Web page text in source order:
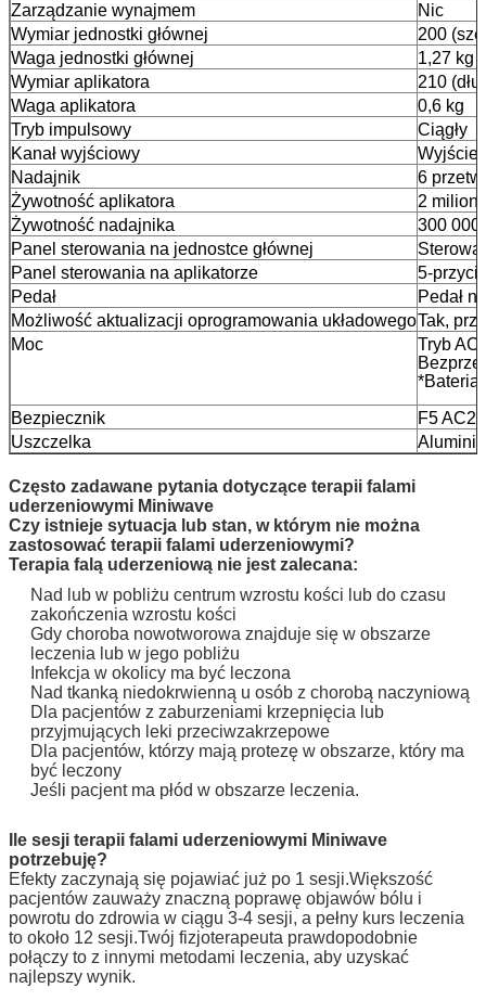
Zarządzanie wynajmem
Nic
Wymiar jednostki głównej
200
Waga jednostki głównej
1,27 kg
Wymiar aplikatora
210
Waga aplikatora
0,6 kg
Tryb impulsowy
Ciągły
Kanał wyjściowy
Wyjście
Nadajnik
6
Żywotność aplikatora
2
Żywotność nadajnika
300 000
Panel sterowania na jednostce głównej
Panel sterowania na aplikatorze
5-
Pedał
Pedał
Możliwość aktualizacji oprogramowania układowegoTak,
Moc
Tryb
*Bateria
Bezpiecznik
F5
Uszczelka
Często zadawane pytania dotyczące terapii falami
uderzeniowymi Miniwave
Czy istnieje sytuacja lub stan, w którym nie można
zastosować terapii falami uderzeniowymi?
Terapia falą uderzeniową nie jest zalecana:
Nad lub w pobliżu centrum wzrostu kości lub do czasu
zakończenia wzrostu kości
Gdy choroba nowotworowa znajduje się w obszarze
leczenia lub w jego pobliżu
Infekcja w okolicy ma być leczona
Nad tkanką niedokrwienną u osób z chorobą naczyniową
Dla pacjentów z zaburzeniami krzepnięcia lub
przyjmujących leki przeciwzakrzepowe
Dla pacjentów, którzy mają protezę w obszarze, który ma
być leczony
Jeśli pacjent ma płód w obszarze leczenia.
Ile sesji terapii falami uderzeniowymi Miniwave
potrzebuję?
Efekty zaczynają się pojawiać już po 1 sesji.Większość
pacjentów zauważy znaczną poprawę objawów bólu i
powrotu do zdrowia w ciągu 3-4 sesji, a pełny kurs leczenia
to około 12 sesji.Twój fizjoterapeuta prawdopodobnie
połączy to z innymi metodami leczenia, aby uzyskać
najlepszy wynik.